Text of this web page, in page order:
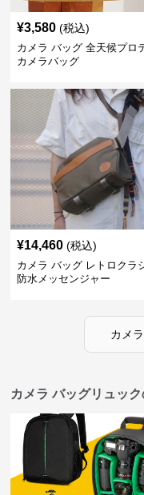
¥3,580 (税込)
カメラ バッグ 全天候プロ
カメラバッグ
¥14,460 (税込)
カメラ バッグ レトロクラ
防水メッセンジャー
カメ
カメラ バッグリュッ